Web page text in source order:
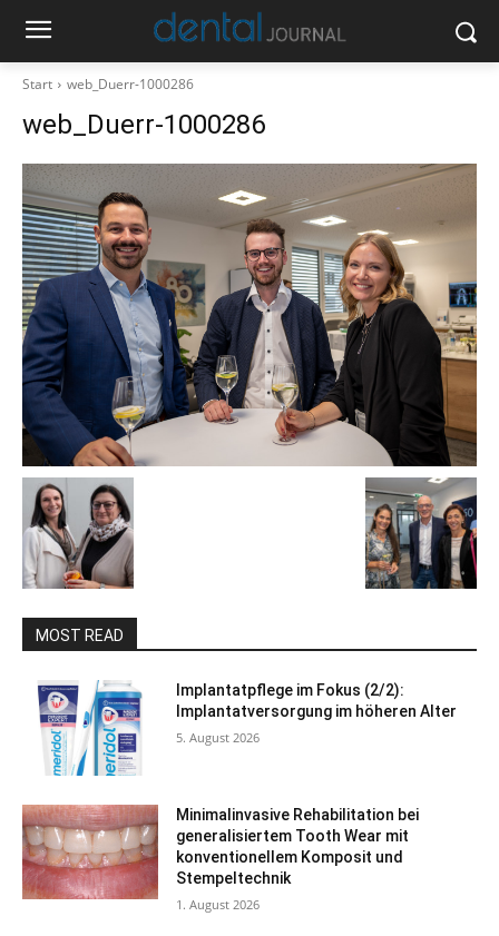
Start web_Duerr-1000286
web_Duerr-1000286
MOST READ
Implantatpflege im Fokus (2/2):
Implantatversorgung im höheren Alter
5. August 2026
Minimalinvasive Rehabilitation bei
generalisiertem Tooth Wear mit
konventionellem Komposit und
Stempeltechnik
1. August 2026